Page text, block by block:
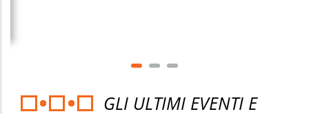
GLI ULTIMI EVENTI E